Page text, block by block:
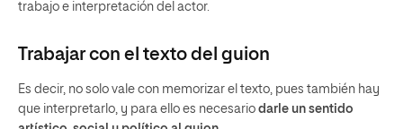
trabajo e interpretación del actor.
Trabajar con el texto del guion
Es decir, no solo vale con memorizar el texto, pues también hay
que interpretarlo, y para ello es necesario darle un sentido